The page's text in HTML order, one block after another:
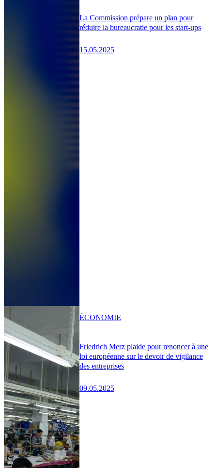
La Commission prépare un plan pour
réduire la bureaucratie pour les start-ups
15.05.2025
Friedrich Merz plaide pour renoncer à une
loi européenne sur le devoir de vigilance
des entreprises
09.05.2025
ÉCONOMIE